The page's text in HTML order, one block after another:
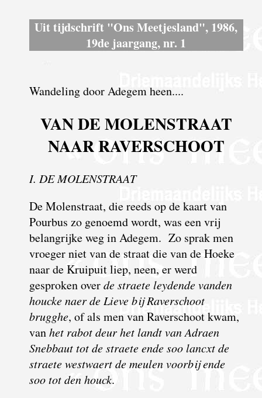
Uit tijdschrift "Ons Meetjesland", 1986,
19de jaargang, nr. 1
Wandeling door Adegem heen....
VAN DE MOLENSTRAAT
NAAR RAVERSCHOOT
I. DE MOLENSTRAAT
De Molenstraat, die reeds op de kaart van
Pourbus zo genoemd wordt, was een vrij
belangrijke weg in Adegem. Zo sprak men
vroeger niet van de straat die van de Hoeke
naar de Kruipuit liep, neen, er werd
gesproken overde straete leydende vanden
houcke naer de Lieve bij Raverschoot
brugghe, of als men van Raverschoot kwam,
vanhet rabot deur het landt van Adraen
Snebbaut tot de straete ende soo lancxt de
straete westwaert de meulen voorbij ende
soo tot den houck.